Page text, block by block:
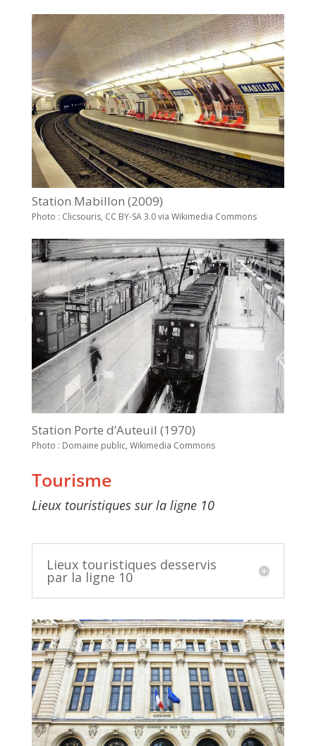
Station Mabillon (2009)
Photo : Clicsouris, CC BY-SA 3.0 via Wikimedia Commons
Station Porte d’Auteuil (1970)
Photo : Domaine public, Wikimedia Commons
Tourisme
Lieux touristiques sur la ligne 10
Lieux touristiques desservis
par la ligne 10